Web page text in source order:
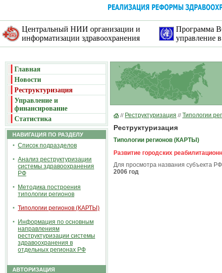
Центральный НИИ организации и
информатизации здравоохранения
Программа
управление
Главная
Новости
Реструктуризация
Управление и
финансирование
Статистика
НАВИГАЦИЯ ПО РАЗДЕЛУ
Список подразделов
Анализ реструктуризации
системы здравоохранения
РФ
Методика построения
типологии регионов
Типологии регионов (КАРТЫ)
Информация по основным
направлениям
реструктуризации системы
здравоохранения в
отдельных регионах РФ
АВТОРИЗАЦИЯ
// Реструктуризация // Типологии
Реструктуризация
Типологии регионов (КАРТЫ)
Развитие городских
Для просмотра названия субъекта
2006 год